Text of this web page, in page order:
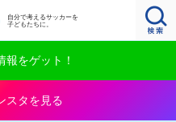
自分で考えるサッカーを
子どもたちに。
報をゲット！
スタを見る